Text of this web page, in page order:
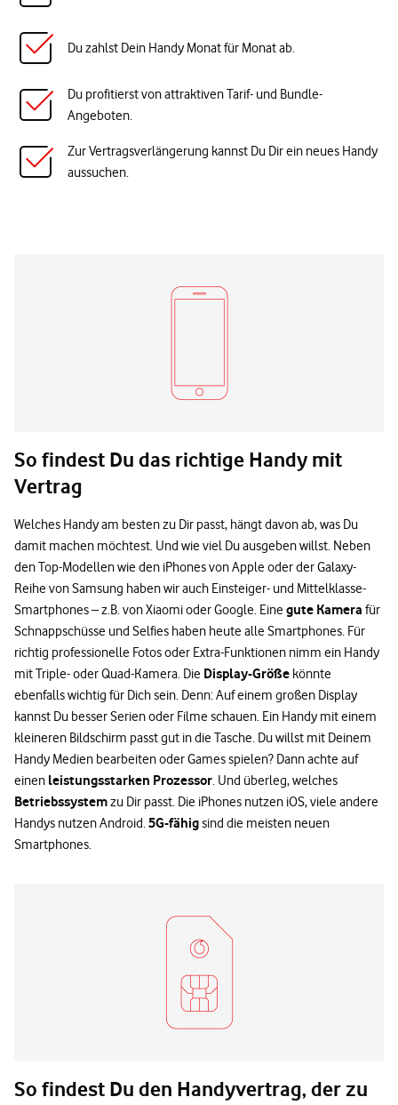
Du zahlst Dein Handy Monat für Monat ab.
Du profitierst von attraktiven Tarif- und Bundle-
Angeboten.
Zur Vertragsverlängerung kannst Du Dir ein neues Handy
aussuchen.
So findest Du das richtige Handy mit
Vertrag
Welches Handy am besten zu Dir passt, hängt davon ab, was Du
damit machen möchtest. Und wie viel Du ausgeben willst. Neben
den Top-Modellen wie den iPhones von Apple oder der Galaxy-
Reihe von Samsung haben wir auch Einsteiger- und Mittelklasse-
Smartphones – z.B. von Xiaomi oder Google. Einegute Kamera für
Schnappschüsse und Selfies haben heute alle Smartphones. Für
richtig professionelle Fotos oder Extra-Funktionen nimm ein Handy
mit Triple- oder Quad-Kamera. Die Display-Größe könnte
ebenfalls wichtig für Dich sein. Denn: Auf einem großen Display
kannst Du besser Serien oder Filme schauen. Ein Handy mit einem
kleineren Bildschirm passt gut in die Tasche. Du willst mit Deinem
Handy Medien bearbeiten oder Games spielen? Dann achte auf
einen leistungsstarken Prozessor. Und überleg, welches
Betriebssystemzu Dir passt. Die iPhones nutzen iOS, viele andere
Handys nutzen Android.5G-fähigsind die meisten neuen
Smartphones.
So findest Du den Handyvertrag, der zu